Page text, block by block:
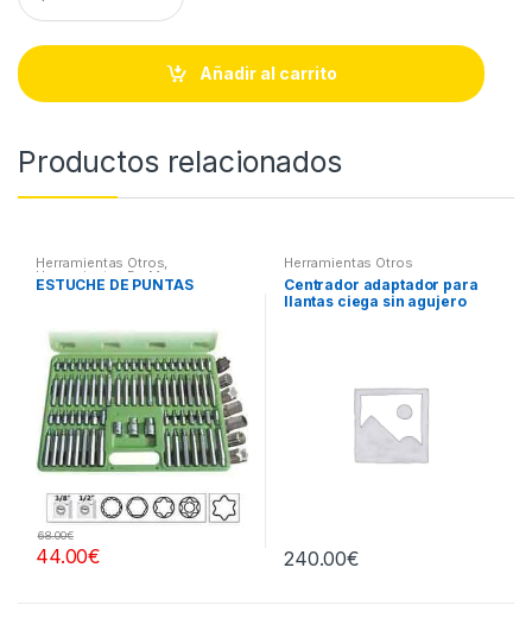
a
t
i
Añadir al carrito
Productos relacionados
Herramientas Otros,
Herramientas De Mano ,
Herramientas De Mano,
otros
ESTUCHE DE PUNTAS
44.00€
68.00€
Herramientas Otros
Centrador adaptador para
llantas ciega sin agujero
240.00€